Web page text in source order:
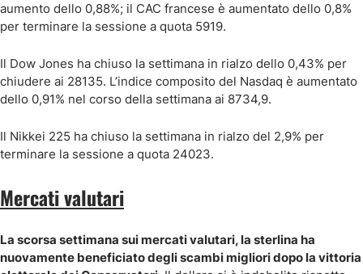
aumento dello 0,88%; il CAC francese è aumentato dello 0,8%
per terminare la sessione a quota 5919.
Il Dow Jones ha chiuso la settimana in rialzo dello 0,43% per
chiudere ai 28135. L’indice composito del Nasdaq è aumentato
dello 0,91% nel corso della settimana ai 8734,9.
Il Nikkei 225 ha chiuso la settimana in rialzo del 2,9% per
terminare la sessione a quota 24023.
Mercati valutari
La scorsa settimana sui mercati valutari, la sterlina ha
nuovamente beneficiato degli scambi migliori dopo la vittoria